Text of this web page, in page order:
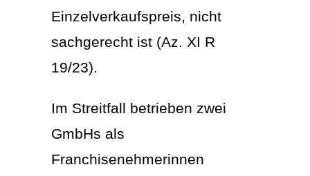
Einzelverkaufspreis, nicht
sachgerecht ist (Az. XI R
19/23).
Im Streitfall betrieben zwei
GmbHs als
Franchisenehmerinnen